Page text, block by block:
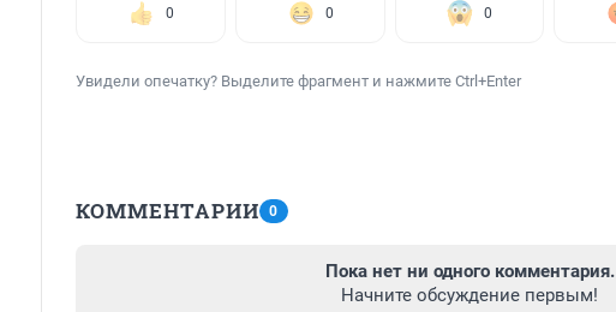
0 0 0
Увидели опечатку? Выделите фрагмент и нажмите Ctrl+Enter
КОММЕНТАРИИ 0
Пока нет ни одного комментария.
Начните обсуждение первым!